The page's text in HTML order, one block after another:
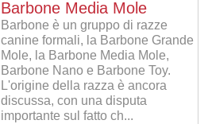
Barbone Media Mole
Barbone è un gruppo di razze
canine formali, la Barbone Grande
Mole, la Barbone Media Mole,
Barbone Nano e Barbone Toy.
L'origine della razza è ancora
discussa, con una disputa
importante sul fatto ch...